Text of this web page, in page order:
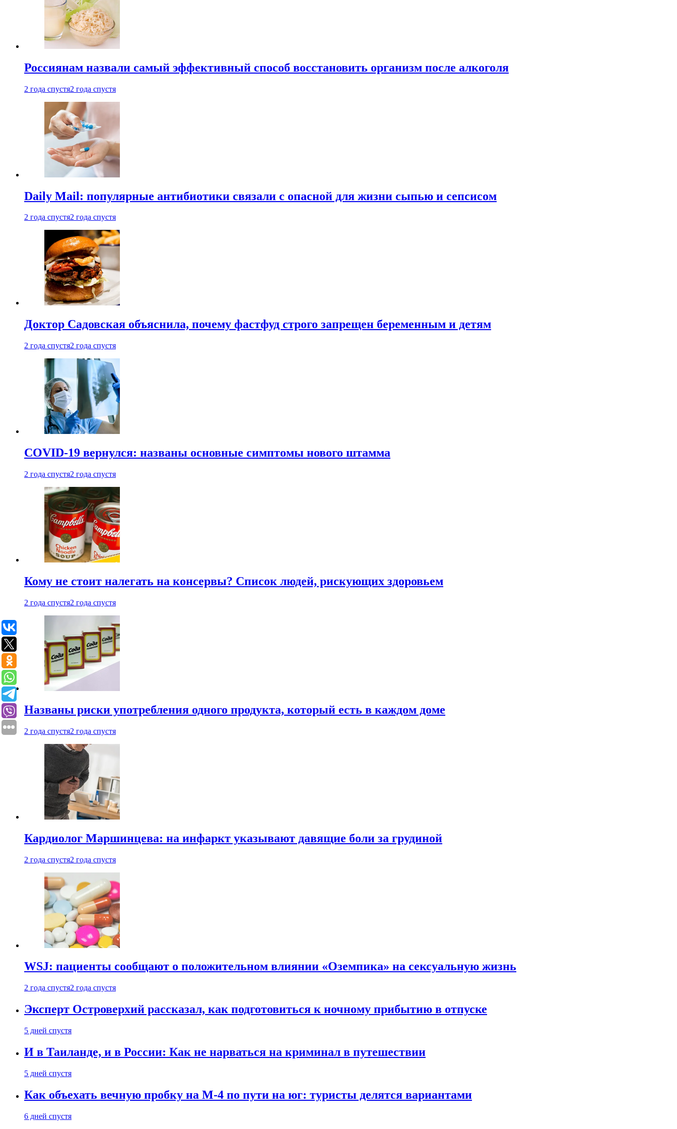
Россиянам назвали самый эффективный способ восстановить организм после алкоголя
2 года спустя2 года спустя
Daily Mail: популярные антибиотики связали с опасной для жизни сыпью и сепсисом
2 года спустя2 года спустя
Доктор Садовская объяснила, почему фастфуд строго запрещен беременным и детям
2 года спустя2 года спустя
COVID-19 вернулся: названы основные симптомы нового штамма
2 года спустя2 года спустя
Кому не стоит налегать на консервы? Список людей, рискующих здоровьем
2 года спустя2 года спустя
Названы риски употребления одного продукта, который есть в каждом доме
2 года спустя2 года спустя
Кардиолог Маршинцева: на инфаркт указывают давящие боли за грудиной
2 года спустя2 года спустя
WSJ: пациенты сообщают о положительном влиянии «Оземпика» на сексуальную жизнь
2 года спустя2 года спустя
Эксперт Островерхий рассказал, как подготовиться к ночному прибытию в отпуске
5 дней спустя
И в Таиланде, и в России: Как не нарваться на криминал в путешествии
5 дней спустя
Как объехать вечную пробку на М-4 по пути на юг: туристы делятся вариантами
6 дней спустя